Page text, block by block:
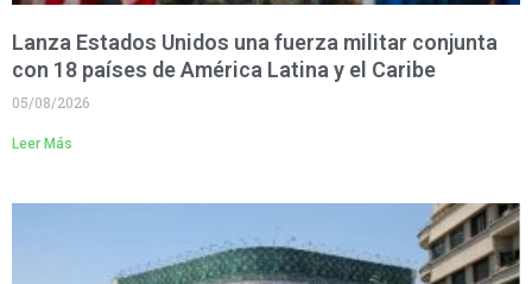
Lanza Estados Unidos una fuerza militar conjunta
con 18 países de América Latina y el Caribe
05/08/2026
Leer Más